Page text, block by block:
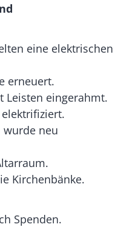
eine elektrischen
erneuert.
Leisten eingerahmt.
elektrifiziert.
wurde neu
Kirchenbänke.
Spenden.